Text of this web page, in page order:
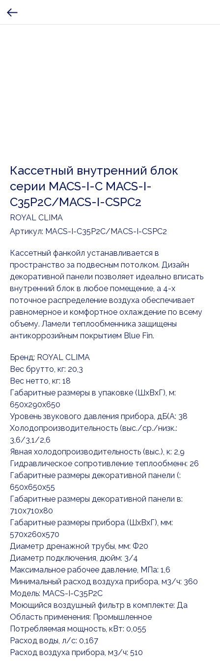
Кассетный внутренний блок
серии MACS-I-С MACS-I-
C35P2C/MACS-I-CSPС2
ROYAL CLIMA
Артикул: MACS-I-C35P2C/MACS-I-CSPС2
Кассетный фанкойл устанавливается в
пространство за подвесным потолком. Дизайн
декоративной панели позволяет идеально вписать
внутренний блок в любое помещение, а 4-х
поточное распределение воздуха обеспечивает
равномерное и комфортное охлаждение по всему
объему. Ламели теплообменника защищены
антикоррозийным покрытием Blue Fin.
Бренд: ROYAL CLIMA
Вес брутто, кг: 20,3
Вес нетто, кг: 18
Габаритные размеры в упаковке (ШxВxГ), м:
650x290x650
Уровень звукового давления прибора, дБ(А: 38
Холодопроизводительность (выс./ср./низк.:
3,6/3,1/2,6
Явная холодопроизводительность (выс.), к: 2,9
Гидравлическое сопротивление теплообменн: 26
Габаритные размеры декоративной панели (:
650x650x55
Габаритные размеры декоративной панели в:
710x710x80
Габаритные размеры прибора (ШхВхГ), мм:
570x260x570
Диаметр дренажной трубы, мм: Ф20
Диаметр подключения, дюйм: 3/4
Максимальное рабочее давление, МПа: 1,6
Минимальный расход воздуха прибора, м3/ч: 360
Модель: MACS-I-C35P2C
Моющийся воздушный фильтр в комплекте: Да
Область применения: Промышленное
Потребляемая мощность, кВт: 0,055
Расход воды, л/с: 0,167
Расход воздуха прибора, м3/ч: 510